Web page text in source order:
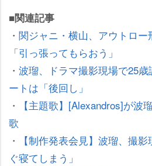
■関連記事
・ 関ジャニ・横山、アウトロ
「引っ張ってもらおう」
・ 波瑠、ドラマ撮影現場で25
ートは「後回し」
・
【主題歌】[Alexandros]が波
歌
・
【制作発表会見】波瑠、撮
ぐ寝てしまう」